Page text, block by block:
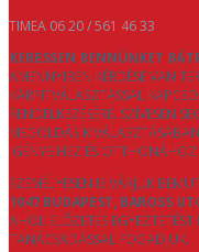
TIMEA 06 20 / 561 46 33
KERESSEN BENNÜNKET
AMENNYIBEN KÉRDÉSE VAN
KÁRPITVÁLASZTÁSSAL
RENDELKEZÉSÉRE. SZÍVESEN
MEGOLDÁS
IGÉNYEIHEZ ÉS
SZEMÉLYESEN IS VÁRJUK
1047 BUDAPEST, BAROSS
AHOL ELŐZETES
TANÁCSADÁSSAL FOGADJUK.